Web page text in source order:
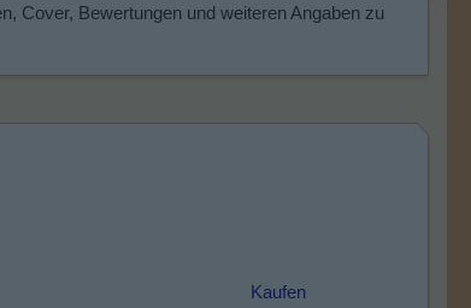
Cover, Bewertungen und weiteren Angaben zu
Kaufen